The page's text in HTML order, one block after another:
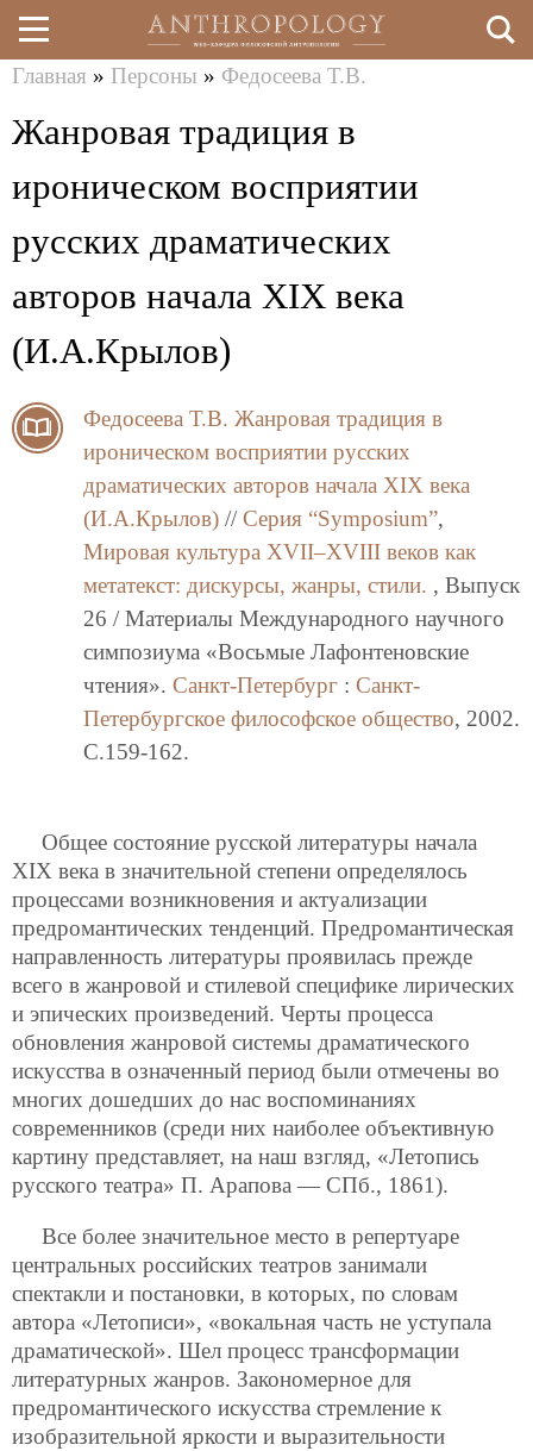
Перейти
к
здесь
Главная » Персоны » Федосеева Т.В.
Жанровая традиция в
ироническом восприятии
русских драматических
авторов начала XIX века
(И.А.Крылов)
Федосеева Т.В. Жанровая традиция в
ироническом восприятии русских
драматических авторов начала XIX века
(И.А.Крылов) // Серия “Symposium”,
Мировая культура XVII–XVIII веков как
метатекст: дискурсы, жанры, стили. , Выпуск
26 / Материалы Международного научного
симпозиума «Восьмые Лафонтеновские
чтения». Санкт-Петербург : Санкт-
Петербургское философское общество, 2002.
C.159-162.
Общее состояние русской литературы начала
ХIХ века в значительной степени определялось
процессами возникновения и актуализации
предромантических тенденций. Предромантическая
направленность литературы проявилась прежде
всего в жанровой и стилевой специфике лирических
и эпических произведений. Черты процесса
обновления жанровой системы драматического
искусства в означенный период были отмечены во
многих дошедших до нас воспоминаниях
современников (среди них наиболее объективную
картину представляет, на наш взгляд, «Летопись
русского театра» П. Арапова — СПб., 1861).
Все более значительное место в репертуаре
центральных российских театров занимали
спектакли и постановки, в которых, по словам
автора «Летописи», «вокальная часть не уступала
драматической». Шел процесс трансформации
литературных жанров. Закономерное для
предромантического искусства стремление к
изобразительной яркости и выразительности